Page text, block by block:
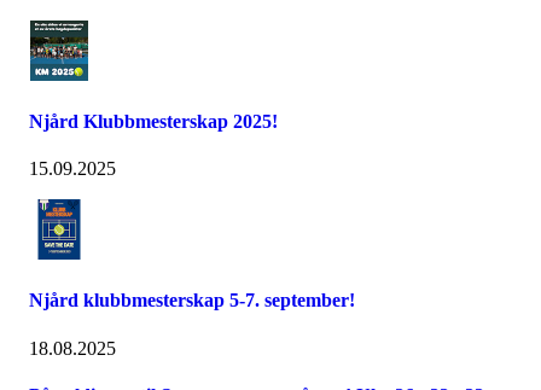
Njård Klubbmesterskap 2025!
15.09.2025
Njård klubbmesterskap 5-7. september!
18.08.2025